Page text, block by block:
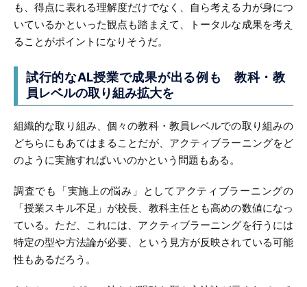
も、得点に表れる理解度だけでなく、自ら考える力が身につ
いているかといった観点も踏まえて、トータルな成果を考え
ることがポイントになりそうだ。
試行的なAL授業で成果が出る例も 教科・教
員レベルの取り組み拡大を
組織的な取り組み、個々の教科・教員レベルでの取り組みの
どちらにもあてはまることだが、アクティブラーニングをど
のように実施すればいいのかという問題もある。
調査でも「実施上の悩み」としてアクティブラーニングの
「授業スキル不足」が校長、教科主任とも高めの数値になっ
ている。ただ、これには、アクティブラーニングを行うには
特定の型や方法論が必要、という見方が反映されている可能
性もあるだろう。